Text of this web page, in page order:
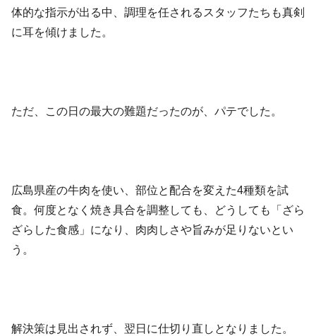
体的な指示が出る中、調理を任されるスタッフたちも真剣
に耳を傾けました。
ただ、この日の最大の難題だったのが、パテでした。
広島県産の牛肉を使い、部位と配合を変えた4種類を試
食。何度となく焼き具合を調整しても、どうしても「ざら
ざらした食感」になり、肉肉しさや旨みが足りないとい
う。
解決策は見出されず、翌日に仕切り直しとなりました。